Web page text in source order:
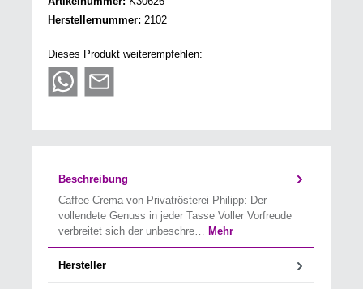
Herstellernummer:2102
Dieses Produkt weiterempfehlen:
Beschreibung
Caffee Crema von Privatrösterei Philipp: Der
vollendete Genuss in jeder Tasse Voller Vorfreude
verbreitet sich der unbeschre… Mehr
Hersteller